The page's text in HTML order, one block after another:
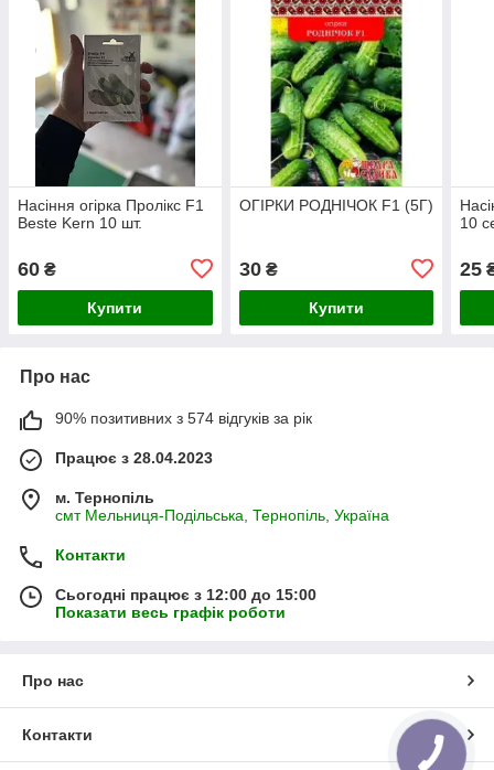
Насіння огірка Пролікс F1
Beste Kern 10 шт.
60 ₴
Купити
ОГІРКИ РОДНІЧОК F1 (5Г)
30₴
Купити
10
25
Про нас
90% позитивних з 574 відгуків за рік
Працює з 28.04.2023
м. Тернопіль
смт Мельниця-Подільська, Тернопіль, Україна
Контакти
Сьогодні працює з 12:00 до 15:00
Показати весь графік роботи
Про нас
Контакти